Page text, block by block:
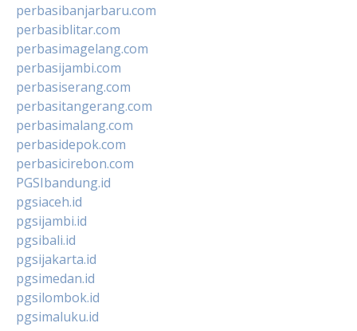
perbasibanjarbaru.com
perbasiblitar.com
perbasimagelang.com
perbasijambi.com
perbasiserang.com
perbasitangerang.com
perbasimalang.com
perbasidepok.com
perbasicirebon.com
PGSIbandung.id
pgsiaceh.id
pgsijambi.id
pgsibali.id
pgsijakarta.id
pgsimedan.id
pgsilombok.id
pgsimaluku.id